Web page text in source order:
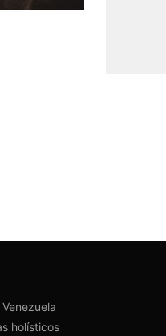
holísticos